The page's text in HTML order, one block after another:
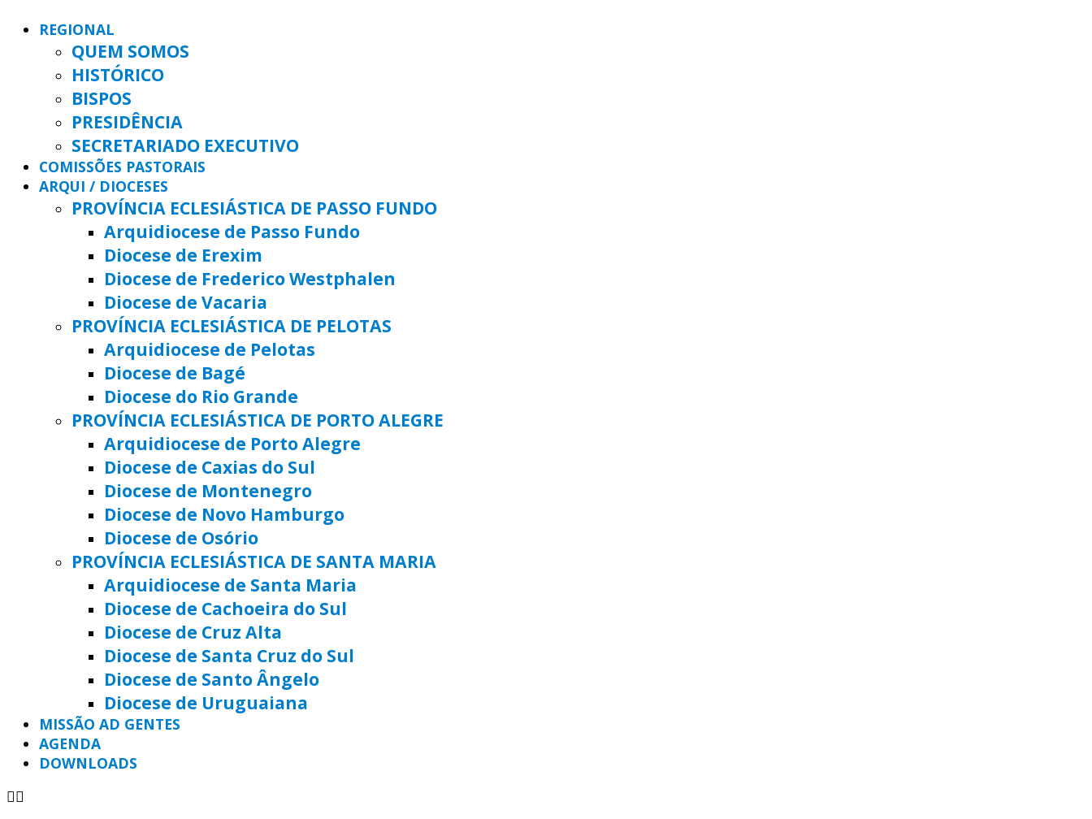
REGIONAL
QUEM SOMOS
HISTÓRICO
BISPOS
PRESIDÊNCIA
SECRETARIADO EXECUTIVO
COMISSÕES PASTORAIS
ARQUI / DIOCESES
PROVÍNCIA ECLESIÁSTICA DE PASSO FUNDO
Arquidiocese de Passo Fundo
Diocese de Erexim
Diocese de Frederico Westphalen
Diocese de Vacaria
PROVÍNCIA ECLESIÁSTICA DE PELOTAS
Arquidiocese de Pelotas
Diocese de Bagé
Diocese do Rio Grande
PROVÍNCIA ECLESIÁSTICA DE PORTO ALEGRE
Arquidiocese de Porto Alegre
Diocese de Caxias do Sul
Diocese de Montenegro
Diocese de Novo Hamburgo
Diocese de Osório
PROVÍNCIA ECLESIÁSTICA DE SANTA MARIA
Arquidiocese de Santa Maria
Diocese de Cachoeira do Sul
Diocese de Cruz Alta
Diocese de Santa Cruz do Sul
Diocese de Santo Ângelo
Diocese de Uruguaiana
MISSÃO AD GENTES
AGENDA
DOWNLOADS